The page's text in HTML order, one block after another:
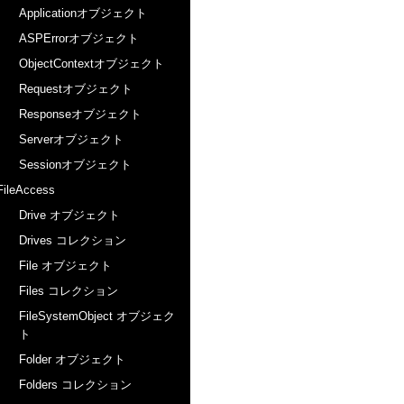
Applicationオブジェクト
ASPErrorオブジェクト
ObjectContextオブジェクト
Requestオブジェクト
Responseオブジェクト
Serverオブジェクト
Sessionオブジェクト
Drive オブジェクト
Drives コレクション
File オブジェクト
Files コレクション
FileSystemObject オブジェク
ト
Folder オブジェクト
Folders コレクション